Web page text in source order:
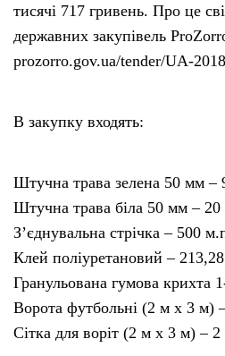
тисячі 717 гривень. Про це
державних закупівель
prozorro.gov.ua/tender/UA-
В закупку входять:
Штучна трава зелена 50 мм –
Штучна трава біла 50 мм – 20
З’єднувальна стрічка – 500
Клей поліуретановий –
Гранульована гумова крихта
Ворота футбольні (2 м х 3 м)
Сітка для воріт (2 м х 3 м) –